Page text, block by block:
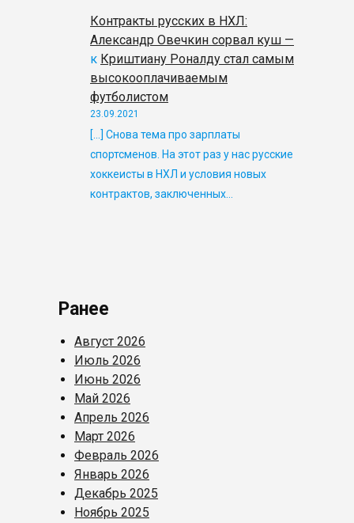
Контракты русских в НХЛ:
Александр Овечкин сорвал куш —
к Криштиану Роналду стал самым
высокооплачиваемым
футболистом
23.09.2021
[…] Снова тема про зарплаты
спортсменов. На этот раз у нас русские
хоккеисты в НХЛ и условия новых
контрактов, заключенных…
Ранее
Август 2026
Июль 2026
Июнь 2026
Май 2026
Апрель 2026
Март 2026
Февраль 2026
Январь 2026
Декабрь 2025
Ноябрь 2025